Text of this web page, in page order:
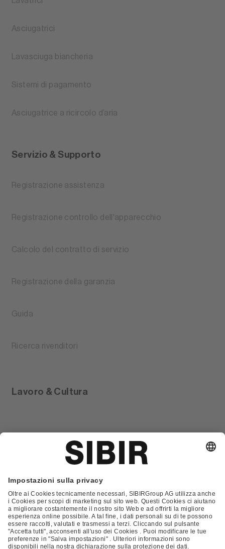
Asciugatrici
Lavasciuga biancheria
Sistemi di pagamento
Asciugatrice a ricircolo d’aria
Servizio & Supporto
Registrazione assistenza
Registrazione controllo dell'apparecchio
Calcolo del contratto di servizio
Registrazione della garanzia
Guida
Ricerca rivenditori
Lavoro & Cultura
Contatto
FAQ
Condizioni Generali di Contratto